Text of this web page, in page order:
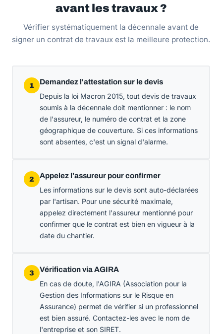
avant les travaux ?
Vérifier systématiquement la décennale avant de
signer un contrat de travaux est la meilleure protection.
1 Demandez l'attestation sur le devis
Depuis la loi Macron 2015, tout devis de travaux
soumis à la décennale doit mentionner : le nom
de l'assureur, le numéro de contrat et la zone
géographique de couverture. Si ces informations
sont absentes, c'est un signal d'alarme.
2 Appelez l'assureur pour confirmer
Les informations sur le devis sont auto-déclarées
par l'artisan. Pour une sécurité maximale,
appelez directement l'assureur mentionné pour
confirmer que le contrat est bien en vigueur à la
date du chantier.
3 Vérification via AGIRA
En cas de doute, l'AGIRA (Association pour la
Gestion des Informations sur le Risque en
Assurance) permet de vérifier si un professionnel
est bien assuré. Contactez-les avec le nom de
l'entreprise et son SIRET.